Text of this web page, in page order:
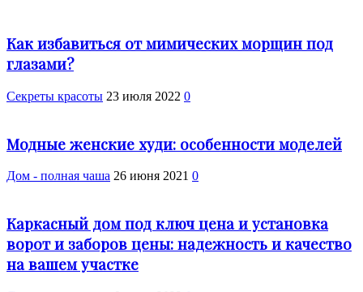
Как избавиться от мимических морщин под
глазами?
Секреты красоты 23 июля 2022 0
Модные женские худи: особенности моделей
Дом - полная чаша 26 июня 2021 0
Каркасный дом под ключ цена и установка
ворот и заборов цены: надежность и качество
на вашем участке